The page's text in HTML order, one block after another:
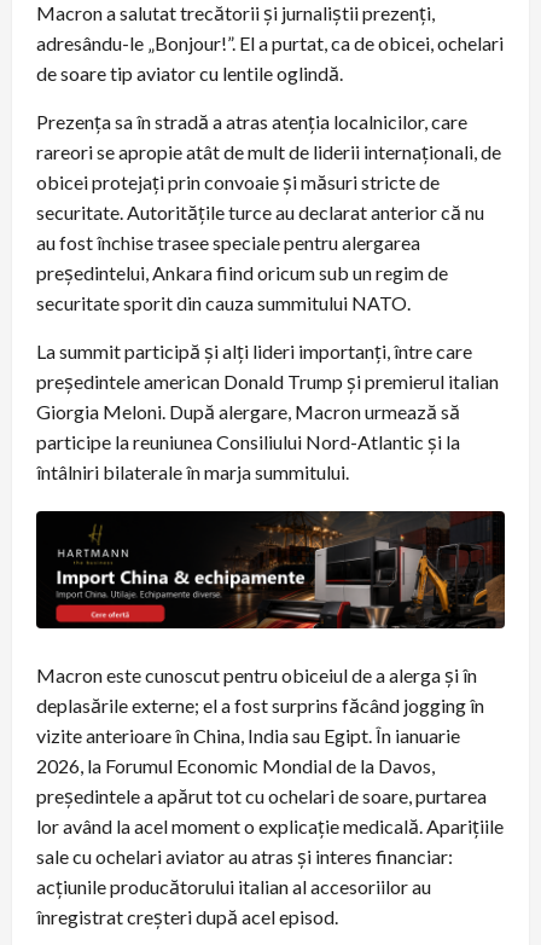
Macron a salutat trecătorii şi jurnaliştii prezenți,
adresându-le „Bonjour!”. El a purtat, ca de obicei, ochelari
de soare tip aviator cu lentile oglindă.
Prezența sa în stradă a atras atenția localnicilor, care
rareori se apropie atât de mult de liderii internaționali, de
obicei protejați prin convoaie şi măsuri stricte de
securitate. Autoritățile turce au declarat anterior că nu
au fost închise trasee speciale pentru alergarea
președintelui, Ankara fiind oricum sub un regim de
securitate sporit din cauza summitului NATO.
La summit participă şi alţi lideri importanți, între care
președintele american Donald Trump şi premierul italian
Giorgia Meloni. După alergare, Macron urmează să
participe la reuniunea Consiliului Nord-Atlantic şi la
întâlniri bilaterale în marja summitului.
Macron este cunoscut pentru obiceiul de a alerga şi în
deplasările externe; el a fost surprins făcând jogging în
vizite anterioare în China, India sau Egipt. În ianuarie
2026, la Forumul Economic Mondial de la Davos,
președintele a apărut tot cu ochelari de soare, purtarea
lor având la acel moment o explicație medicală. Aparițiile
sale cu ochelari aviator au atras şi interes financiar:
acțiunile producătorului italian al accesoriilor au
înregistrat creșteri după acel episod.